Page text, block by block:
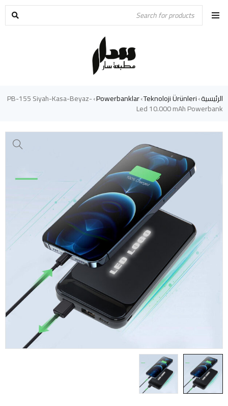
الرئيسية›
Teknoloji Ürünleri
›
Powerbanklar
›
PB-155 Siyah-Kasa-Beyaz-
Led 10.000 mAh Powerbank